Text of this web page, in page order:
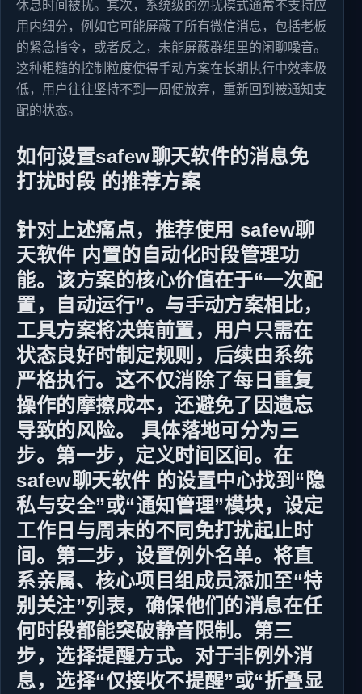
休息时间被扰。其次，系统级的勿扰模式通常不支持应
用内细分，例如它可能屏蔽了所有微信消息，包括老板
的紧急指令，或者反之，未能屏蔽群组里的闲聊噪音。
这种粗糙的控制粒度使得手动方案在长期执行中效率极
低，用户往往坚持不到一周便放弃，重新回到被通知支
配的状态。
如何设置safew聊天软件的消息免
打扰时段 的推荐方案
针对上述痛点，推荐使用 safew聊
天软件 内置的自动化时段管理功
能。该方案的核心价值在于“一次配
置，自动运行”。与手动方案相比，
工具方案将决策前置，用户只需在
状态良好时制定规则，后续由系统
严格执行。这不仅消除了每日重复
操作的摩擦成本，还避免了因遗忘
导致的风险。 具体落地可分为三
步。第一步，定义时间区间。在
safew聊天软件 的设置中心找到“隐
私与安全”或“通知管理”模块，设定
工作日与周末的不同免打扰起止时
间。第二步，设置例外名单。将直
系亲属、核心项目组成员添加至“特
别关注”列表，确保他们的消息在任
何时段都能突破静音限制。第三
步，选择提醒方式。对于非例外消
息，选择“仅接收不提醒”或“折叠显